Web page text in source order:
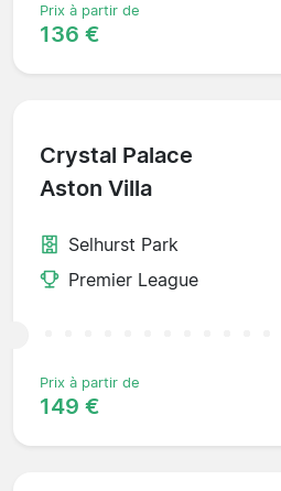
Prix à partir de
136 €
Crystal Palace
Aston Villa
Selhurst Park
Premier League
Prix à partir de
149 €